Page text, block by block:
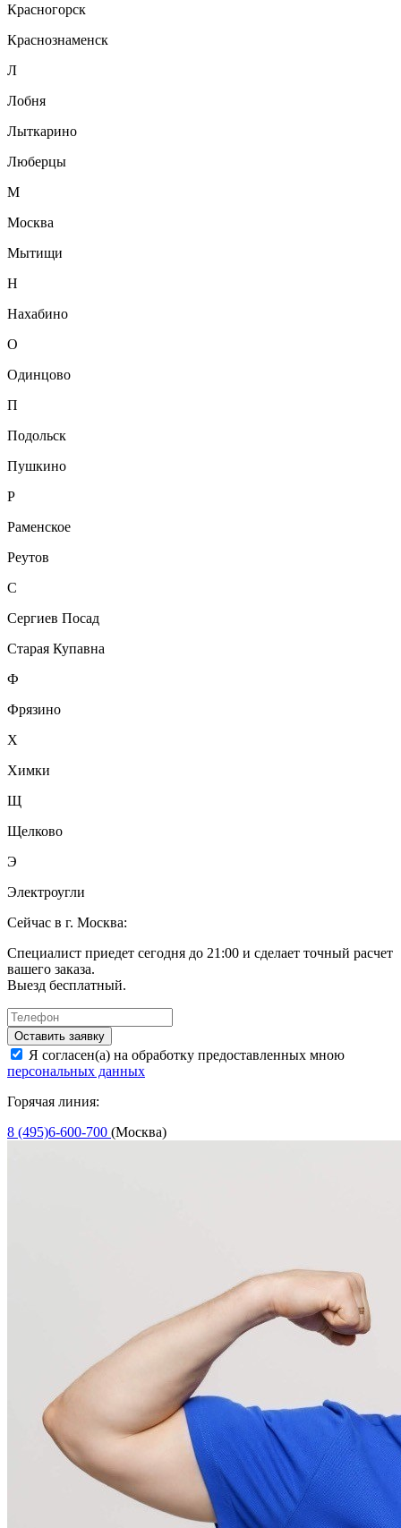
Красногорск
Краснознаменск
Л
Лобня
Лыткарино
Люберцы
М
Москва
Мытищи
Н
Нахабино
О
Одинцово
П
Подольск
Пушкино
Р
Раменское
Реутов
С
Сергиев Посад
Старая Купавна
Ф
Фрязино
Х
Химки
Щ
Щелково
Э
Электроугли
Сейчас в г. Москва:
Специалист приедет сегодня до 21:00 и сделает точный расчет
вашего заказа.
Выезд бесплатный.
Оставить заявку
Я согласен(а) на обработку предоставленных мною
персональных данных
Горячая линия:
8 (495)6-600-700 (Москва)